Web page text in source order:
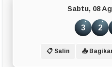
Sabtu, 08
3 2
📋 Salin 📤